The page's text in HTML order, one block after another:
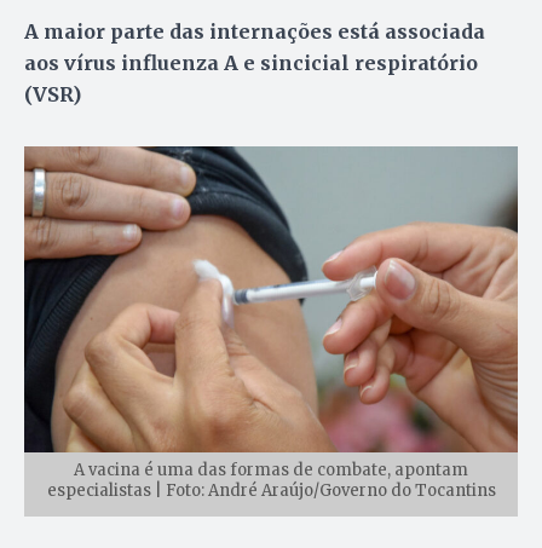
A maior parte das internações está associada
aos vírus influenza A e sincicial respiratório
(VSR)
A vacina é uma das formas de combate, apontam
especialistas | Foto: André Araújo/Governo do Tocantins